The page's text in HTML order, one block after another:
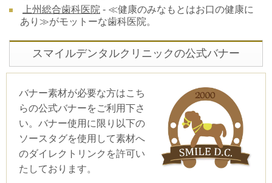
上州総合歯科医院 - ≪健康のみなもとはお口の健康に
あり≫がモットーな歯科医院。
スマイルデンタルクリニックの公式バナー
バナー素材が必要な方はこち
らの公式バナーをご利用下さ
い。バナー使用に限り以下の
ソースタグを使用して素材へ
のダイレクトリンクを許可い
たしております。